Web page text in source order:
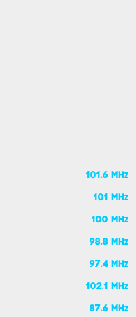
101.6 MHz
101 MHz
100 MHz
98.8 MHz
97.4 MHz
102.1 MHz
87.6 MHz